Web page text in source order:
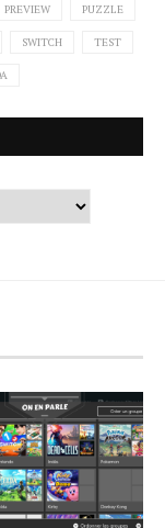
PREVIEW PUZZLE
SWITCH TEST